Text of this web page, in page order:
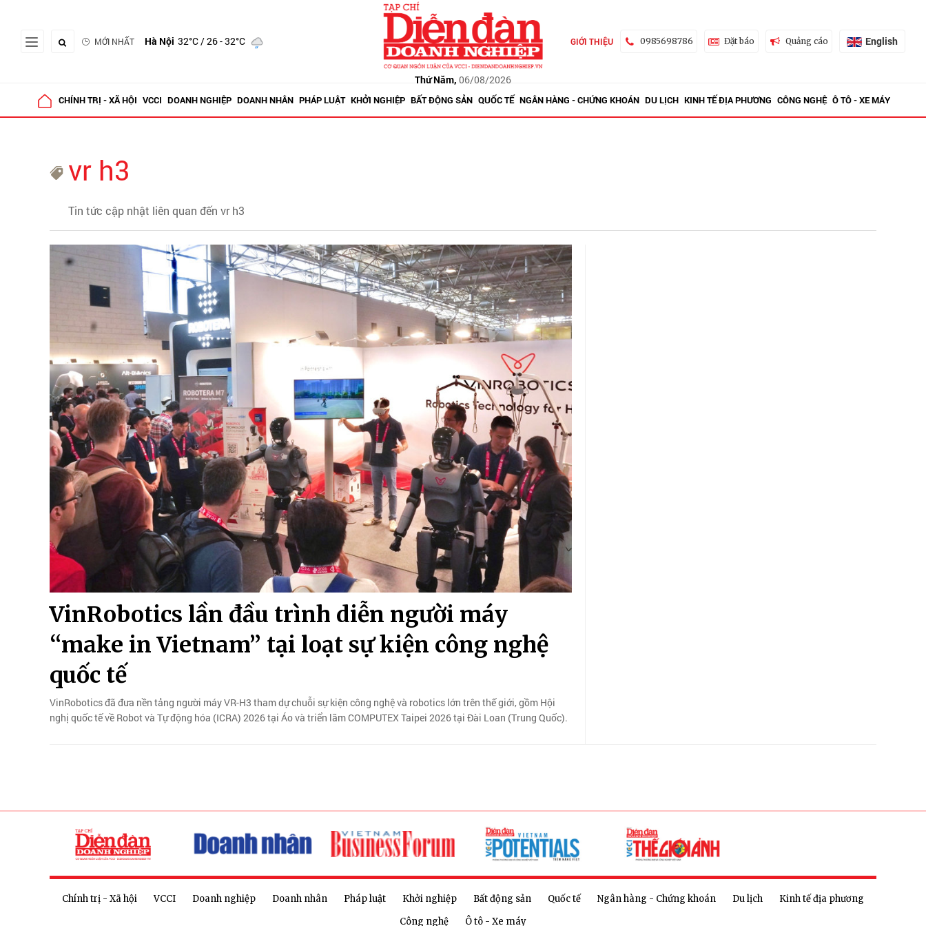
MỚI NHẤT Hà Nội 32°C/ 26 - 32°C
Thứ Năm, 06/08/2026
GIỚI THIỆU 0985698786 Đặt báo Quảng cáo English
CHÍNH TRỊ - XÃ HỘI VCCI DOANH NGHIỆP DOANH NHÂN PHÁP LUẬT KHỞI NGHIỆP BẤT ĐỘNG SẢN QUỐC TẾ NGÂN HÀNG - CHỨNG KHOÁN DU LỊCH KINH TẾ ĐỊA PHƯƠNG CÔNG NGHỆ Ô TÔ - XE MÁY
vr h3
Tin tức cập nhật liên quan đến vr h3
VinRobotics lần đầu trình diễn người máy
“make in Vietnam” tại loạt sự kiện công nghệ
quốc tế
VinRobotics đã đưa nền tảng người máy VR-H3 tham dự chuỗi sự kiện công nghệ và robotics lớn trên thế giới, gồm Hội
nghị quốc tế về Robot và Tự động hóa (ICRA) 2026 tại Áo và triển lãm COMPUTEX Taipei 2026 tại Đài Loan (Trung Quốc).
Chính trị - Xã hội VCCI Doanh nghiệp Doanh nhân Pháp luật Khởi nghiệp Bất động sản Quốc tế Ngân hàng - Chứng khoán Du lịch
Kinh tế địa phương
Công nghệ
Ô tô - Xe máy